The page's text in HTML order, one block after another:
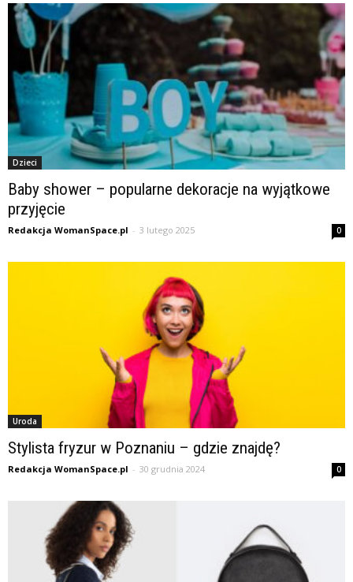
Dzieci
Baby shower – popularne dekoracje na wyjątkowe
przyjęcie
Redakcja WomanSpace.pl - 3 lutego 2025 0
Uroda
Stylista fryzur w Poznaniu – gdzie znajdę?
Redakcja WomanSpace.pl - 30 grudnia 2024 0